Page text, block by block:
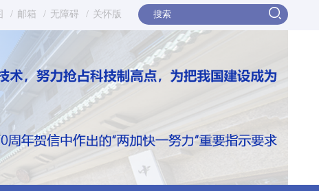
/ 邮箱 / 无障碍 / 关怀版